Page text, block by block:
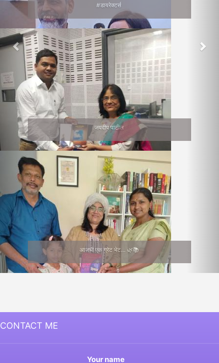
#डायरेक्टर्स
जयदीप पाटील
आजची एक ग्रेट भेट… 🌿📚
CONTACT ME
Your name